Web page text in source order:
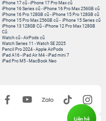
iPhone 17 cũ -iPhone 17 Pro Max cũ
iPhone 16 Series cũ - iPhone 16 Pro Max 256GB cũ
iPhone 16 Pro 128GB cũ -iPhone 15 Pro 128GB cũ
iPhone 15 Pro Max 256GB cũ - iPhone 15 Series cũ
iPhone 13 128GB Cũ -iPhone 12 Pro Max 128GB
Cũ
Watch cũ -AirPods cũ
Watch Series 11 -Watch SE 2025
Pencil Pro 2024 -Apple AirPods
iPad A16 -iPad Air M4 -iPad mini 7
iPad Pro M5 - MacBook Neo
Liên hệ